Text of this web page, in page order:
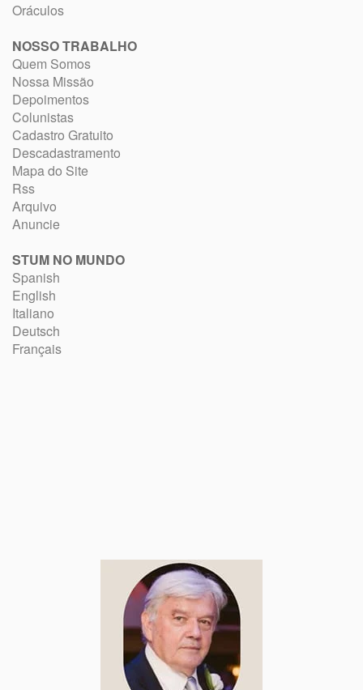
Oráculos
NOSSO TRABALHO
Quem Somos
Nossa Missão
Depoimentos
Colunistas
Cadastro Gratuito
Descadastramento
Mapa do Site
Rss
Arquivo
Anuncie
STUM NO MUNDO
Spanish
English
Italiano
Deutsch
Français